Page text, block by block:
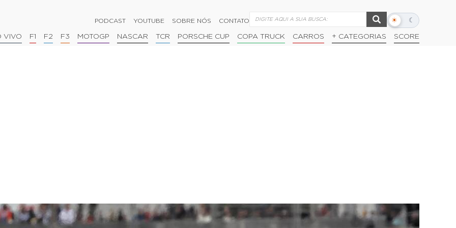
PODCAST YOUTUBE SOBRE NÓS CONTATO ☀ ☾
Alternar
escuro
VIVO F1 F2 F3 MOTOGP NASCAR TCR PORSCHE CUP COPA TRUCK CARROS + CATEGORIAS SCORE